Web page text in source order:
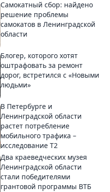
Самокатный сбор: найдено
решение проблемы
самокатов в Ленинградской
области
Блогер, которого хотят
оштрафовать за ремонт
дорог, встретился с «Новыми
людьми»
В Петербурге и
Ленинградской области
растет потребление
мобильного трафика –
исследование T2
Два краеведческих музея
Ленинградской области
стали победителями
грантовой программы ВТБ